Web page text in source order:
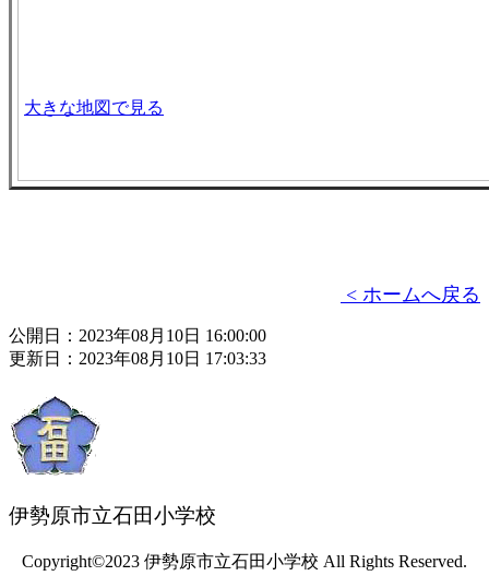
大きな地図で見る
< ホームへ戻る
公開日：2023年08月10日 16:00:00
更新日：2023年08月10日 17:03:33
伊勢原市立石田小学校
Copyright©2023 伊勢原市立石田小学校 All Rights Reserved.